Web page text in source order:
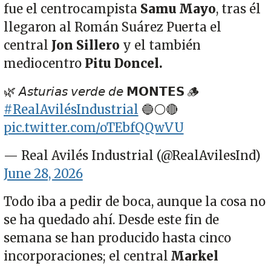
fue el centrocampista Samu Mayo, tras él
llegaron al Román Suárez Puerta el
central Jon Sillero y el también
mediocentro Pitu Doncel.
🌿 𝘈𝘴𝘵𝘶𝘳𝘪𝘢𝘴 𝘷𝘦𝘳𝘥𝘦 𝘥𝘦 𝗠𝗢𝗡𝗧𝗘𝗦 🪵
#RealAvilésIndustrial 🔵⚪🔴
pic.twitter.com/oTEbfQQwVU
— Real Avilés Industrial (@RealAvilesInd)
June 28, 2026
Todo iba a pedir de boca, aunque la cosa no
se ha quedado ahí. Desde este fin de
semana se han producido hasta cinco
incorporaciones; el central Markel